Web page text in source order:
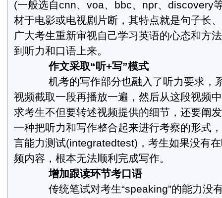
(一般选自cnn、voa、bbc、npr、discovery
材于电影或电视剧片断，其特点就是句子长
广大考生重新审视自己学习英语的心态和方
到听力和口语上来。
作文采取“听+写”模式
机考的写作部分也融入了听力要求，
视频截取一段再播放一遍，然后从这段视频
求考生不但要转述视频提供的细节，还要阐
一种把听力和写作整合起来进行考察的形式
言能力测试(integratedtest)，考生如果没有
频内容，根本无法顺利完成写作。
增加跟读环节考口语
传统笔试对考生“speaking”的能力没